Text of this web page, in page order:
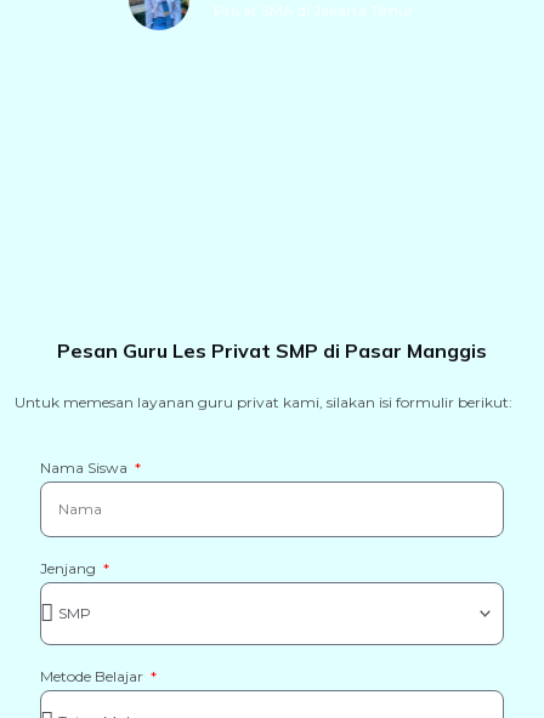
Privat SMA di Jakarta Timur
Pesan Guru Les Privat SMP di Pasar Manggis
Untuk memesan layanan guru privat kami, silakan isi formulir berikut:
Nama Siswa
Jenjang
Metode Belajar